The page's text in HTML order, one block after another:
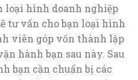
loại hình doanh nghiệp
tư vấn cho bạn loại hình
viên góp vốn thành lập
hành bạn sau này. Sau
bạn cần chuẩn bị các